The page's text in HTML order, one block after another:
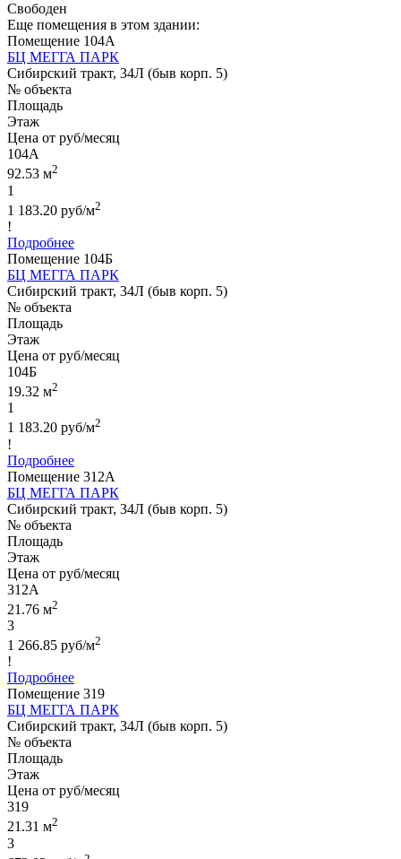
Свободен
Еще помещения в этом здании:
Помещение 104А
БЦ МЕГГА ПАРК
Сибирский тракт, 34Л (быв корп. 5)
№ объекта
Площадь
Этаж
Цена от руб/месяц
104А
92.53 м2
1
1 183.20 руб/м2
!
Подробнее
Помещение 104Б
БЦ МЕГГА ПАРК
Сибирский тракт, 34Л (быв корп. 5)
№ объекта
Площадь
Этаж
Цена от руб/месяц
104Б
19.32 м2
1
1 183.20 руб/м2
!
Подробнее
Помещение 312А
БЦ МЕГГА ПАРК
Сибирский тракт, 34Л (быв корп. 5)
№ объекта
Площадь
Этаж
Цена от руб/месяц
312А
21.76 м2
3
1 266.85 руб/м2
!
Подробнее
Помещение 319
БЦ МЕГГА ПАРК
Сибирский тракт, 34Л (быв корп. 5)
№ объекта
Площадь
Этаж
Цена от руб/месяц
319
21.31 м2
3